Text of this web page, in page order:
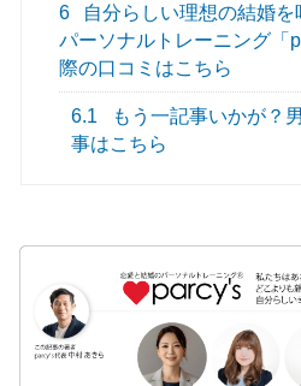
6
自分らしい理想の結婚
パーソナルトレーニング「
際の口コミはこちら
6.1
もう一記事いかが？
事はこちら